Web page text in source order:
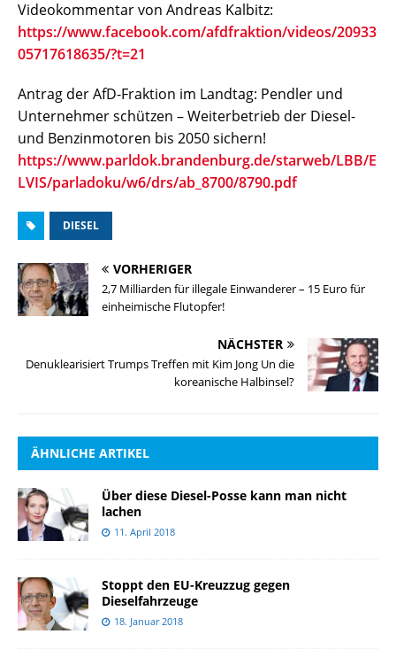
Videokommentar von Andreas Kalbitz:
https://www.facebook.com/afdfraktion/videos/20933
05717618635/?t=21
Antrag der AfD-Fraktion im Landtag: Pendler und
Unternehmer schützen – Weiterbetrieb der Diesel-
und Benzinmotoren bis 2050 sichern!
https://www.parldok.brandenburg.de/starweb/LBB/E
LVIS/parladoku/w6/drs/ab_8700/8790.pdf
DIESEL
VORHERIGER
2,7 Milliarden für illegale Einwanderer – 15 Euro für
einheimische Flutopfer!
NÄCHSTER
Denuklearisiert Trumps Treffen mit Kim Jong Un die
koreanische Halbinsel?
ÄHNLICHE ARTIKEL
Über diese Diesel-Posse kann man nicht
lachen
11. April 2018
Stoppt den EU-Kreuzzug gegen
Dieselfahrzeuge
18. Januar 2018